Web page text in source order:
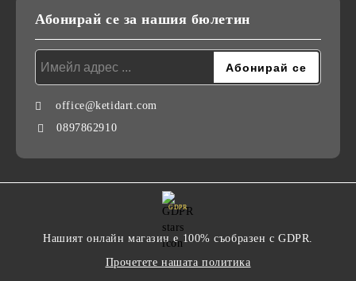
Абонирай се за нашия бюлетин
office@ketidart.com
0897862910
GDPR
Нашият онлайн магазин е 100% съобразен с GDPR.
Прочетете нашата политика